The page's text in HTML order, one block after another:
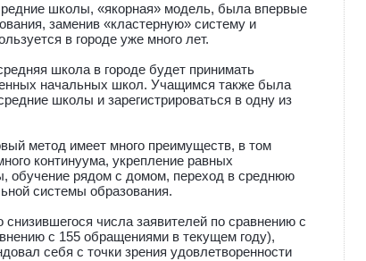
школы, «якорная» модель, была впервые
заменив «кластерную» систему и
в городе уже много лет.
школа в городе будет принимать
начальных школ. Учащимся также была
школы и зарегистрироваться в одну из
метод имеет много преимуществ, в том
континуума, укрепление равных
обучение рядом с домом, переход в среднюю
системы образования.
числа заявителей по сравнению с
с 155 обращениями в текущем году),
себя с точки зрения удовлетворенности